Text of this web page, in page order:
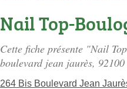
Nail Top-
Cette fiche présente "Nail
boulevard jean jaurès,
264 Bis Boulevard Jean